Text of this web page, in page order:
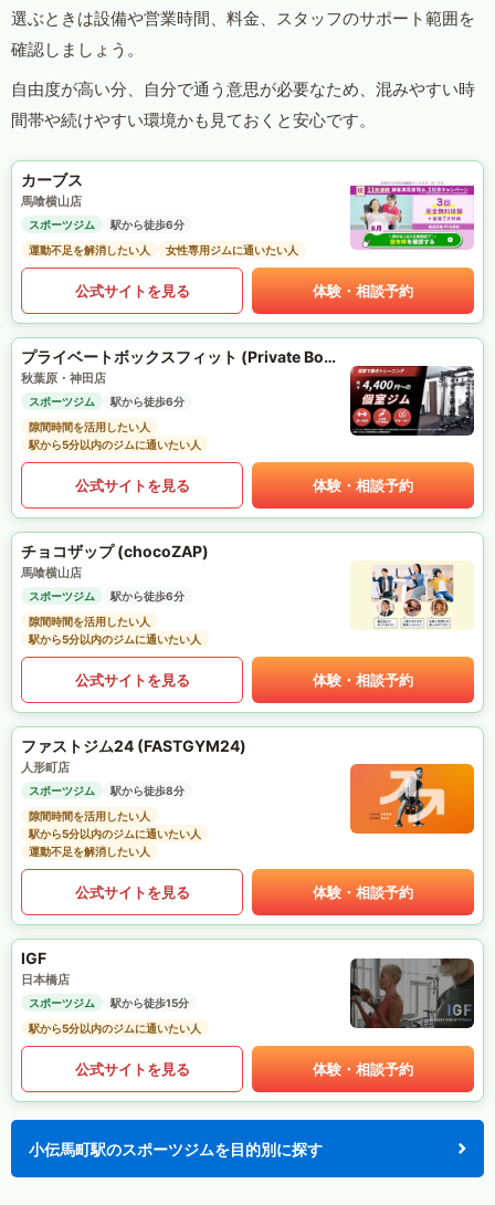
選ぶときは設備や営業時間、料金、スタッフのサポート範囲を
確認しましょう。
自由度が高い分、自分で通う意思が必要なため、混みやすい時
間帯や続けやすい環境かも見ておくと安心です。
カーブス
馬喰横山店
スポーツジム
駅から徒歩6分
運動不足を解消したい人
女性専用ジムに通いたい人
公式サイトを見る 体験・相談予約
プライベートボックスフィット (Private Box Fit)
秋葉原・神田店
スポーツジム
駅から徒歩6分
隙間時間を活用したい人
駅から5分以内のジムに通いたい人
公式サイトを見る 体験・相談予約
チョコザップ (chocoZAP)
馬喰横山店
スポーツジム
駅から徒歩6分
隙間時間を活用したい人
駅から5分以内のジムに通いたい人
公式サイトを見る 体験・相談予約
ファストジム24 (FASTGYM24)
人形町店
スポーツジム
駅から徒歩8分
隙間時間を活用したい人
駅から5分以内のジムに通いたい人
運動不足を解消したい人
公式サイトを見る 体験・相談予約
IGF
日本橋店
スポーツジム
駅から徒歩15分
駅から5分以内のジムに通いたい人
公式サイトを見る 体験・相談予約
小伝馬町駅のスポーツジムを目的別に探す